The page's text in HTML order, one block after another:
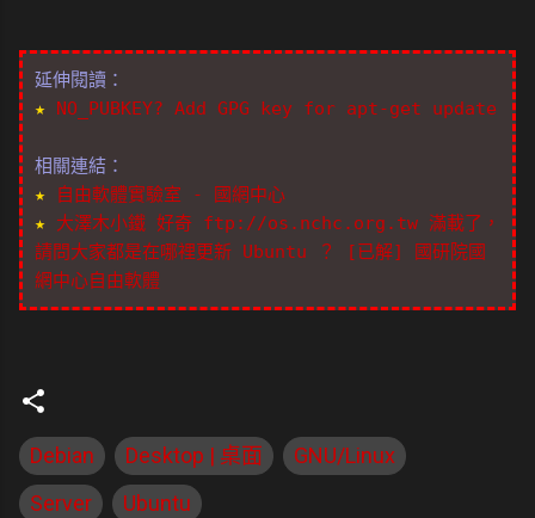
延伸閱讀：
★
NO_PUBKEY? Add GPG key for apt-get update
相關連結：
★
自由軟體實驗室 - 國網中心
★ 大澤木小鐵 好奇 ftp://os.nchc.org.tw 滿載了，
請問大家都是在哪裡更新 Ubuntu ？ [已解]
國研院國
網中心自由軟體
Debian Desktop | 桌面
GNU/Linux
Server
Ubuntu